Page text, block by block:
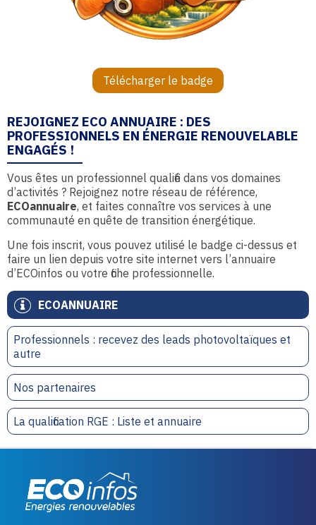
ECOANNUAIRE
Professionnels : recevez des leads photovoltaïques et
autre
Nos partenaires
La qualification RGE : Liste et annuaire
Télécharger le badge
REJOIGNEZ ECO ANNUAIRE : DES
PROFESSIONNELS EN ÉNERGIE RENOUVELABLE
ENGAGÉS !
Vous êtes un professionnel qualifié dans vos domaines
d’activités ? Rejoignez notre réseau de référence,
ECOannuaire, et faites connaître vos services à une
communauté en quête de transition énergétique.
Une fois inscrit, vous pouvez utilisé le badge ci-dessus et
faire un lien depuis votre site internet vers l’annuaire
d’ECOinfos ou votre fiche professionnelle.